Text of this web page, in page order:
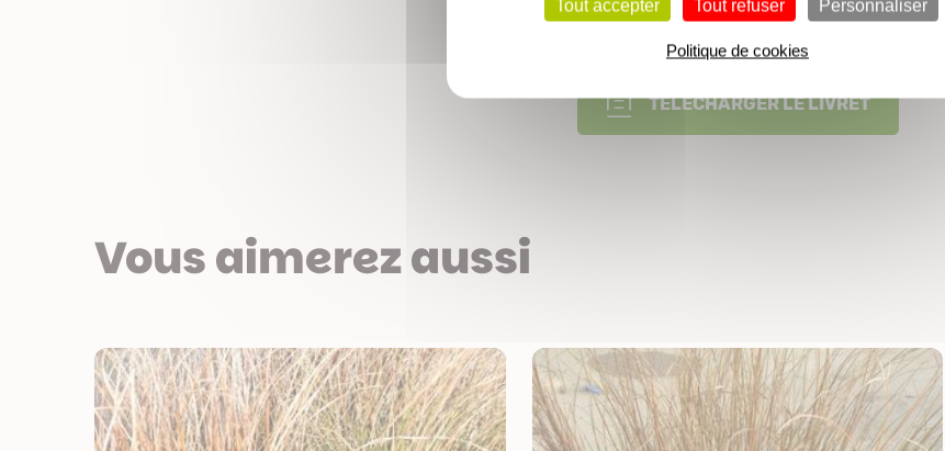
Nos conseils pour vos plantations
TÉLÉCHARGER LE LIVRET
Vous aimerez aussi
Tout accepter Tout refuser Personnaliser
Politique de cookies